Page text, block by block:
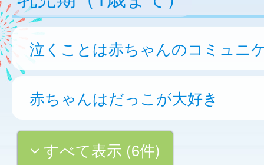
泣くことは赤ちゃんのコミュニ
赤ちゃんはだっこが大好き
すべて表示 (6件)